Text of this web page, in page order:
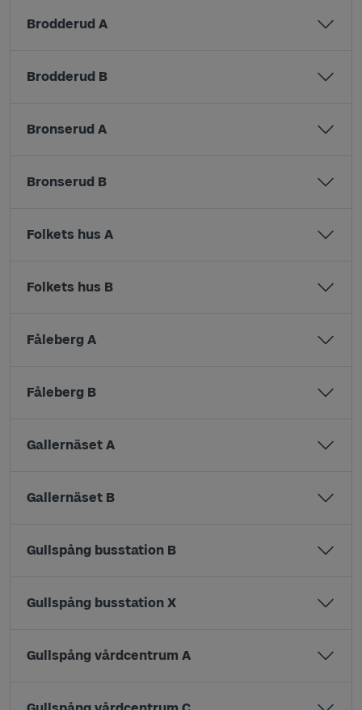
Brodderud A
Brodderud B
Bronserud A
Bronserud B
Folkets hus A
Folkets hus B
Fåleberg A
Fåleberg B
Gallernäset A
Gallernäset B
Gullspång busstation B
Gullspång busstation X
Gullspång vårdcentrum A